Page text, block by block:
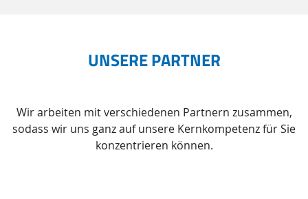
UNSERE PARTNER
Wir arbeiten mit verschiedenen Partnern zusammen,
sodass wir uns ganz auf unsere Kernkompetenz für Sie
konzentrieren können.